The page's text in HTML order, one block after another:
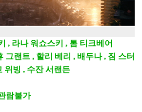
, 라나 워쇼스키 , 톰 티크베어
그랜트 , 할리 베리 , 배두나 , 짐 스터
위빙 , 수잔 서랜든
람불가